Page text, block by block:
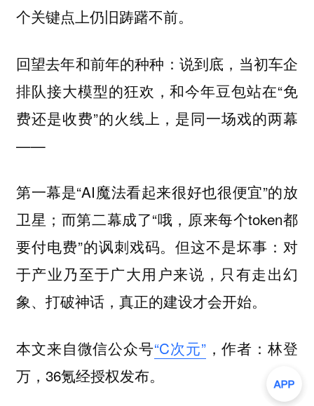
个关键点上仍旧踌躇不前。
回望去年和前年的种种：说到底，当初车企
排队接大模型的狂欢，和今年豆包站在“免
费还是收费”的火线上，是同一场戏的两幕
——
第一幕是“AI魔法看起来很好也很便宜”的放
卫星；而第二幕成了“哦，原来每个token都
要付电费”的讽刺戏码。但这不是坏事：对
于产业乃至于广大用户来说，只有走出幻
象、打破神话，真正的建设才会开始。
本文来自微信公众号“C次元”，作者：林登
万，36氪经授权发布。